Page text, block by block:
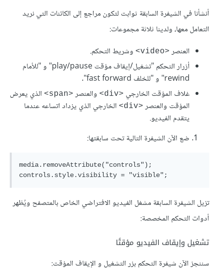
أنشأنا في الشيفرة السابقة ثوابت لتكون مراجع إلى الكائنات التي نريد
التعامل معها، ولدينا ثلاثة مجموعات:
العنصر <video>
وشريط التحكم.
أزرار التحكم "تشغيل/إيقاف مؤقت play/pause" و "للأمام
rewind" و "للخلف fast forward".
غلاف المؤقت الخارجي <div> والعنصر <span>
الذي يعرض
المؤقت والعنصر <div>
الخارجي الذي يزداد اتساعه عندما
يتقدم الفيديو.
ضع اﻵن الشيفرة التالية تحت سابقتها:
media.removeAttribute("controls");
تزيل الشيفرة السابقة مشغل الفيديو الافتراضي الخاص بالمتصفح ويُظهر
أدوات التحكم المخصصة:
تشغيل وإيقاف الفيديو مؤقتًا
سننجز اﻵن شيفرة التحكم بزر التشغيل و اﻹيقاف المؤقت: